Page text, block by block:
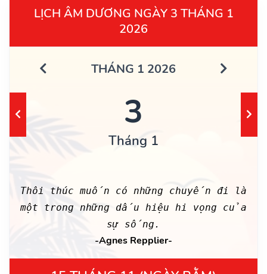
LỊCH ÂM DƯƠNG NGÀY 3 THÁNG 1
2026
THÁNG 1 2026
3
Tháng 1
Thôi thúc muốn có những chuyến đi là
một trong những dấu hiệu hi vọng của
sự sống.
-Agnes Repplier-